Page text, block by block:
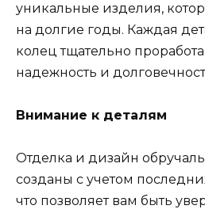
уникальные изделия,
на долгие годы. Каждая
колец тщательно
надежность и
Внимание к деталям
Отделка и дизайн
созданы с учетом
что позволяет вам быть